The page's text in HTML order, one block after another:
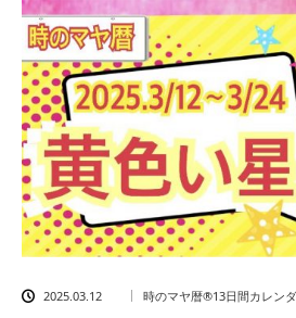
2025.03.12 時のマヤ暦®13日間カレン